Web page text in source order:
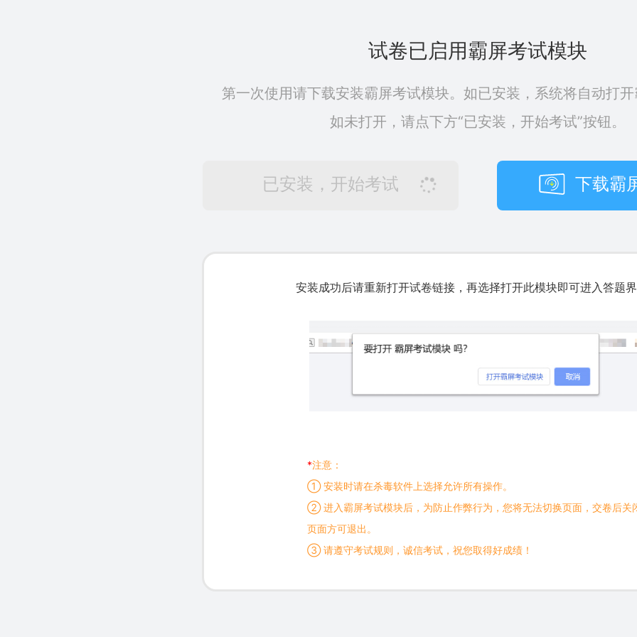
试卷已启用霸屏考试模块
第一次使用请下载安装霸屏考试模块。如已安装，系统将自动打
如未打开，请点下方“已安装，开始考试”按钮。
已安装，开始考试 下载霸
安装成功后请重新打开试卷链接，再选择打开此模块即可进入答题
*注意：
① 安装时请在杀毒软件上选择允许所有操作。
② 进入霸屏考试模块后，为防止作弊行为，您将无法切换页面，交卷后关
页面方可退出。
③ 请遵守考试规则，诚信考试，祝您取得好成绩！